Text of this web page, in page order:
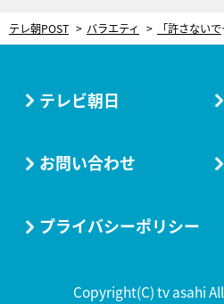
テレ朝POST バラエティ 「許さないで
テレビ朝日
お問い合わせ
プライバシーポリシー
Copyright(C) tv asahi